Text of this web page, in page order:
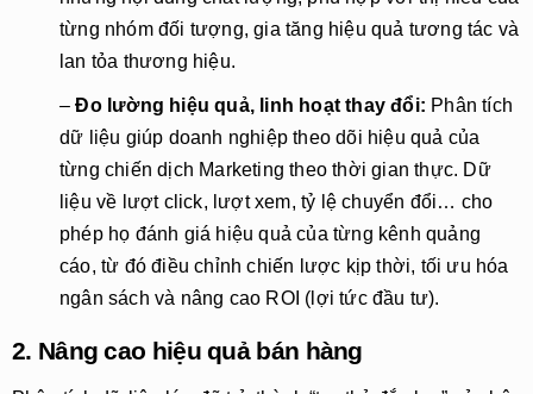
từng nhóm đối tượng, gia tăng hiệu quả tương tác và
lan tỏa thương hiệu.
–Đo lường hiệu quả, linh hoạt thay đổi: Phân tích
dữ liệu giúp doanh nghiệp theo dõi hiệu quả của
từng chiến dịch Marketing theo thời gian thực. Dữ
liệu về lượt click, lượt xem, tỷ lệ chuyển đổi… cho
phép họ đánh giá hiệu quả của từng kênh quảng
cáo, từ đó điều chỉnh chiến lược kịp thời, tối ưu hóa
ngân sách và nâng cao ROI (lợi tức đầu tư).
2. Nâng cao hiệu quả bán hàng